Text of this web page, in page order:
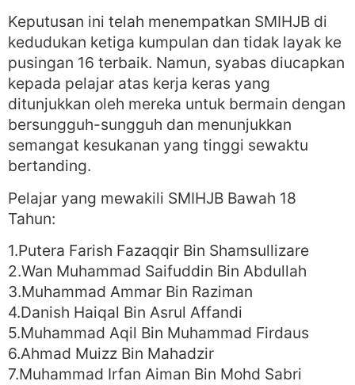
Keputusan ini telah menempatkan SMIHJB di
kedudukan ketiga kumpulan dan tidak layak ke
pusingan 16 terbaik. Namun, syabas diucapkan
kepada pelajar atas kerja keras yang
ditunjukkan oleh mereka untuk bermain dengan
bersungguh-sungguh dan menunjukkan
semangat kesukanan yang tinggi sewaktu
bertanding.
Pelajar yang mewakili SMIHJB Bawah 18
Tahun:
1.Putera Farish Fazaqqir Bin Shamsullizare
2.Wan Muhammad Saifuddin Bin Abdullah
3.Muhammad Ammar Bin Raziman
4.Danish Haiqal Bin Asrul Affandi
5.Muhammad Aqil Bin Muhammad Firdaus
6.Ahmad Muizz Bin Mahadzir
7.Muhammad Irfan Aiman Bin Mohd Sabri